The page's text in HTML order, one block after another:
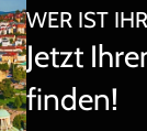
WER IST
Jetzt
finden!